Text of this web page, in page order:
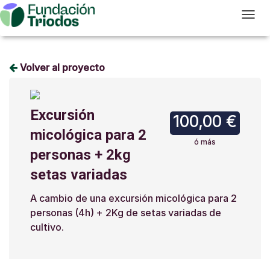
T
Volver al proyecto
100,00 €
ó más
Excursión
micológica para 2
personas + 2kg
setas variadas
A cambio de una excursión micológica para 2
personas (4h) + 2Kg de setas variadas de
cultivo.